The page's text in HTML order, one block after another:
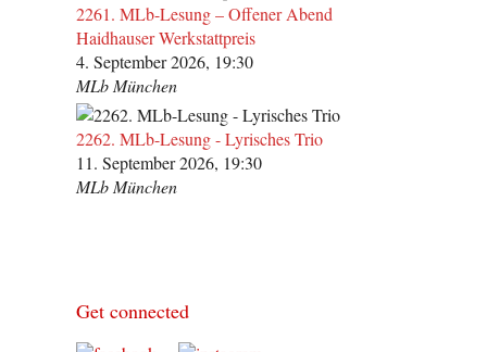
2261. MLb-Lesung – Offener Abend
Haidhauser Werkstattpreis
4. September 2026, 19:30
MLb München
2262. MLb-Lesung - Lyrisches Trio
11. September 2026, 19:30
MLb München
Get connected